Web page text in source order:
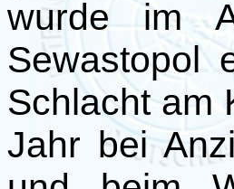
wurde im
Sewastopol
Schlacht am
Jahr bei